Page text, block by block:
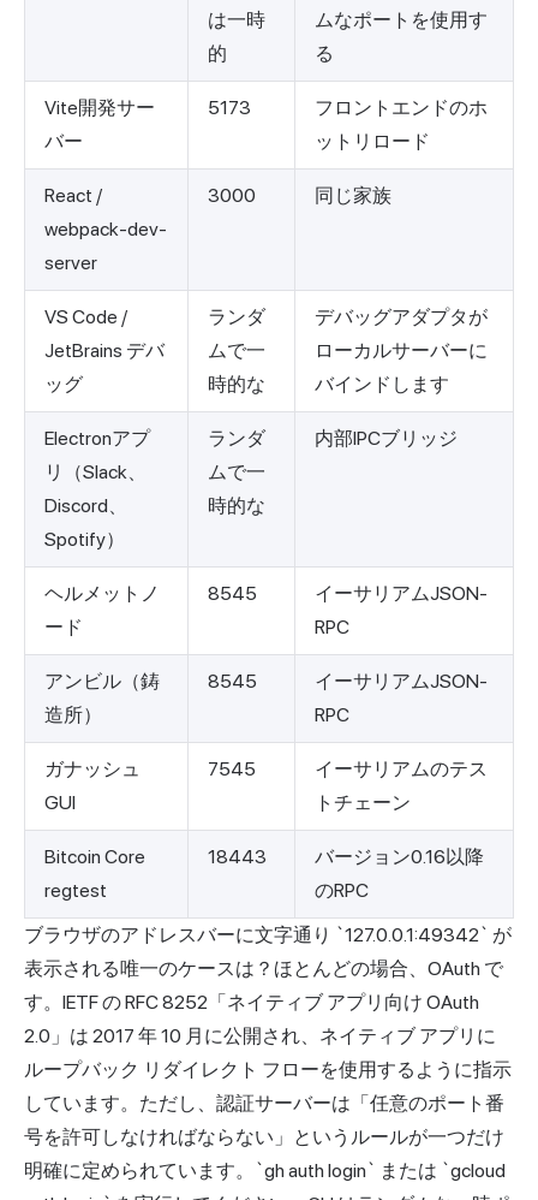
は一時
的
ムなポートを使用す
る
Vite開発サー
バー
5173
フロントエンドのホ
ットリロード
React /
webpack-dev-
server
3000 同じ家族
VS Code /
JetBrains デバ
ッグ
ランダ
ムで一
時的な
デバッグアダプタが
ローカルサーバーに
バインドします
Electronアプ
リ（Slack、
Discord、
Spotify）
ランダ
ムで一
時的な
内部IPCブリッジ
ヘルメットノ
ード
8545
イーサリアムJSON-
RPC
アンビル（鋳
造所）
8545
イーサリアムJSON-
RPC
ガナッシュ
GUI
7545
イーサリアムのテス
トチェーン
Bitcoin Core
regtest
18443
バージョン0.16以降
のRPC
ブラウザのアドレスバーに文字通り `127.0.0.1:49342` が
表示される唯一のケースは？ほとんどの場合、OAuth で
す。IETF の RFC 8252「ネイティブ アプリ向け OAuth
2.0」は 2017 年 10 月に公開され、ネイティブ アプリに
ループバック リダイレクト フローを使用するように指示
しています。ただし、認証サーバーは「任意のポート番
号を許可しなければならない」というルールが一つだけ
明確に定められています。`gh auth login` または `gcloud